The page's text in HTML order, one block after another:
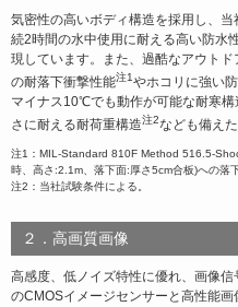
気密性の高いボディ構造を採用し、
続2時間の水中使用に耐える高い防水
現しています。また、過酷なアウト
の耐落下衝撃性能注1やホコリに強い
マイナス10℃でも動作が可能な耐寒
さに耐える耐荷重構造注2なども備え
注1：MIL-Standard 810F Method 516.5-
時、高さ:2.1m、落下面:厚さ5cm合板)への落
注2：当社試験条件による。
２．高画質画像
高感度、低ノイズ特性に優れ、画像
のCMOSイメージセンサーと高性能